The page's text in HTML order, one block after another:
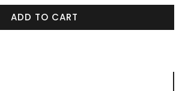
ADD TO CART